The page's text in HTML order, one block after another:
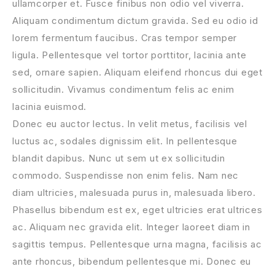
ullamcorper et. Fusce finibus non odio vel viverra.
Aliquam condimentum dictum gravida. Sed eu odio id
lorem fermentum faucibus. Cras tempor semper
ligula. Pellentesque vel tortor porttitor, lacinia ante
sed, ornare sapien. Aliquam eleifend rhoncus dui eget
sollicitudin. Vivamus condimentum felis ac enim
lacinia euismod.
Donec eu auctor lectus. In velit metus, facilisis vel
luctus ac, sodales dignissim elit. In pellentesque
blandit dapibus. Nunc ut sem ut ex sollicitudin
commodo. Suspendisse non enim felis. Nam nec
diam ultricies, malesuada purus in, malesuada libero.
Phasellus bibendum est ex, eget ultricies erat ultrices
ac. Aliquam nec gravida elit. Integer laoreet diam in
sagittis tempus. Pellentesque urna magna, facilisis ac
ante rhoncus, bibendum pellentesque mi. Donec eu